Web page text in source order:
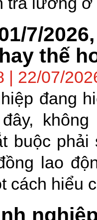
7/
thế
| 22/07/
đang
buộc
lao
cách hiểu